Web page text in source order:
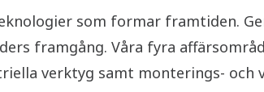
som formar framtiden.
framgång. Våra fyra
verktyg samt monterings- och